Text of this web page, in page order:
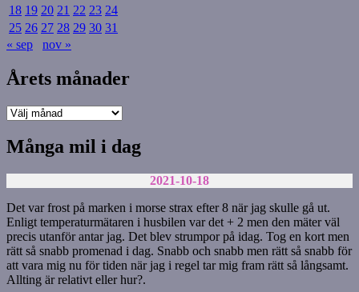
18 19 20 21 22 23 24
25 26 27 28 29 30 31
« sep
nov »
Årets månader
Årets
Många mil i dag
2021-10-18
Det var frost på marken i morse strax efter 8 när jag skulle gå ut.
Enligt temperaturmätaren i husbilen var det + 2 men den mäter väl
precis utanför antar jag. Det blev strumpor på idag. Tog en kort men
rätt så snabb promenad i dag. Snabb och snabb men rätt så snabb för
att vara mig nu för tiden när jag i regel tar mig fram rätt så långsamt.
Allting är relativt eller hur?.